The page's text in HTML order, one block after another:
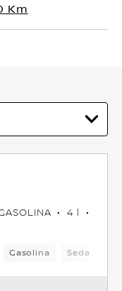
Km
4 l
Gasolina Sedan